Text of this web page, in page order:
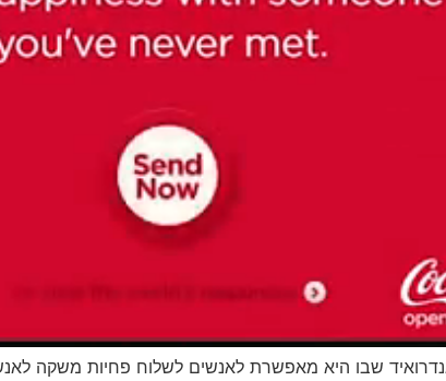
שבו היא מאפשרת לאנשים לשלוח פחיות